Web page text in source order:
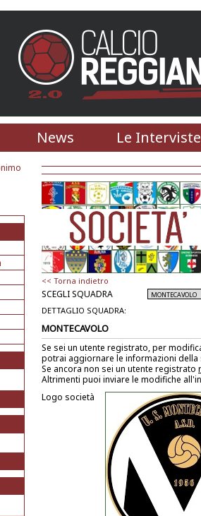
News Le
<< Torna indietro
SCEGLI SQUADRA
DETTAGLIO SQUADRA:
MONTECAVOLO
Se sei un utente registrato, per
potrai aggiornare le informazioni della
Se ancora non sei un utente registrato
Altrimenti puoi inviare le modifiche
Logo società